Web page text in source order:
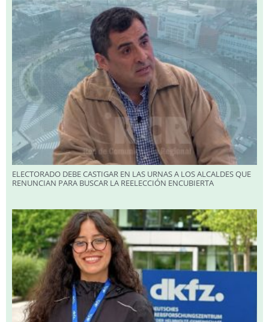
ELECTORADO DEBE CASTIGAR EN LAS URNAS A LOS ALCALDES QUE
RENUNCIAN PARA BUSCAR LA REELECCIÓN ENCUBIERTA